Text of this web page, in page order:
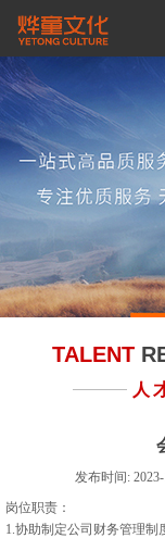
TALENT
人
发布时间:
岗位职责：
1.协助制定公司财务管理